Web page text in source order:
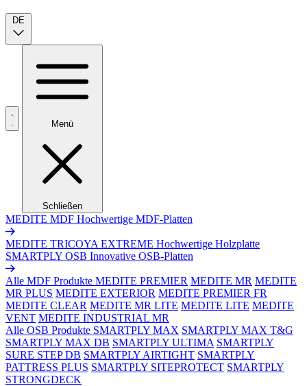
DE
Menü
Schließen
MEDITE MDF Hochwertige MDF-Platten
MEDITE TRICOYA EXTREME Hochwertige Holzplatte
SMARTPLY OSB Innovative OSB-Platten
Alle MDF Produkte MEDITE PREMIER MEDITE MR MEDITE
MR PLUS MEDITE EXTERIOR MEDITE PREMIER FR
MEDITE CLEAR MEDITE MR LITE MEDITE LITE MEDITE
VENT MEDITE INDUSTRIAL MR
Alle OSB Produkte SMARTPLY MAX SMARTPLY MAX T&G
SMARTPLY MAX DB SMARTPLY ULTIMA SMARTPLY
SURE STEP DB SMARTPLY AIRTIGHT SMARTPLY
PATTRESS PLUS SMARTPLY SITEPROTECT SMARTPLY
STRONGDECK